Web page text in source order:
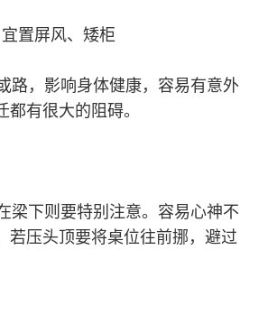
置屏风、矮柜
路，影响身体健康，容易有意外
都有很大的阻碍。
下则要特别注意。容易心神不
若压头顶要将桌位往前挪，避过